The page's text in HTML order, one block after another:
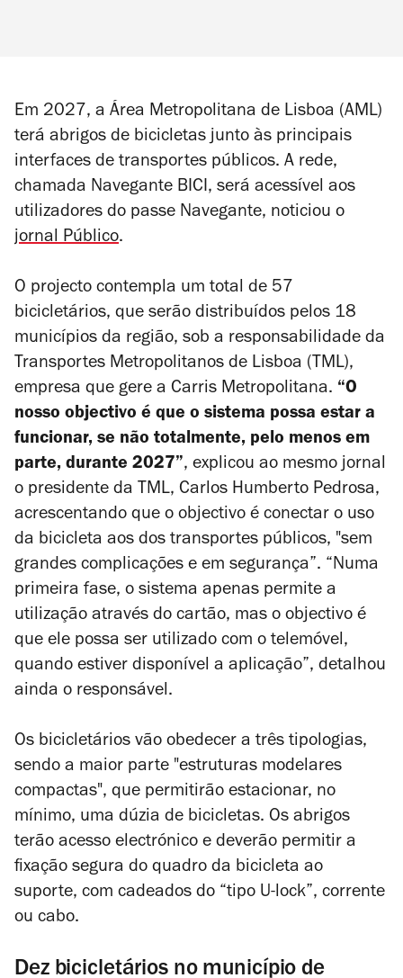
Em 2027, a Área Metropolitana de Lisboa (AML)
terá abrigos de bicicletas junto às principais
interfaces de transportes públicos. A rede,
chamada Navegante BICI, será acessível aos
utilizadores do passe Navegante, noticiou o
jornalPúblico.
O projecto contempla um total de 57
bicicletários, que serão distribuídos pelos 18
municípios da região, sob a responsabilidade da
Transportes Metropolitanos de Lisboa (TML),
empresa que gere a Carris Metropolitana. “O
nosso objectivo é que o sistema possa estar a
funcionar, se não totalmente, pelo menos em
parte, durante 2027”, explicou ao mesmo jornal
o presidente da TML, Carlos Humberto Pedrosa,
acrescentando que o objectivo é conectar o uso
da bicicleta aos dos transportes públicos, "sem
grandes complicações e em segurança”. “Numa
primeira fase, o sistema apenas permite a
utilização através do cartão, mas o objectivo é
que ele possa ser utilizado com o telemóvel,
quando estiver disponível a aplicação”, detalhou
ainda o responsável.
Os bicicletários vão obedecer a três tipologias,
sendo a maior parte "estruturas modelares
compactas", que permitirão estacionar, no
mínimo, uma dúzia de bicicletas. Os abrigos
terão acesso electrónico e deverão permitir a
fixação segura do quadro da bicicleta ao
suporte, com cadeados do “tipo U‑lock”, corrente
ou cabo.
Dez bicicletários no município de